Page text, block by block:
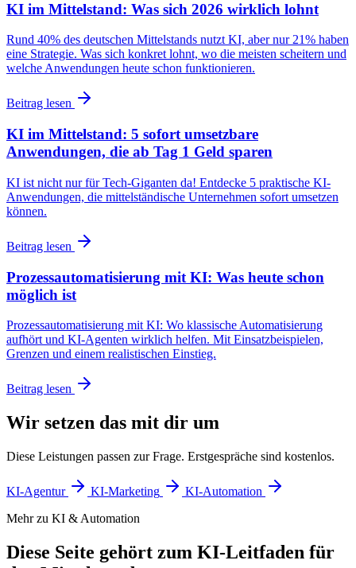
KI im Mittelstand: Was sich 2026 wirklich lohnt
Rund 40% des deutschen Mittelstands nutzt KI, aber nur 21% haben
eine Strategie. Was sich konkret lohnt, wo die meisten scheitern und
welche Anwendungen heute schon funktionieren.
Beitrag lesen
KI im Mittelstand: 5 sofort umsetzbare
Anwendungen, die ab Tag 1 Geld sparen
KI ist nicht nur für Tech-Giganten da! Entdecke 5 praktische KI-
Anwendungen, die mittelständische Unternehmen sofort umsetzen
können.
Beitrag lesen
Prozessautomatisierung mit KI: Was heute schon
möglich ist
Prozessautomatisierung mit KI: Wo klassische Automatisierung
aufhört und KI-Agenten wirklich helfen. Mit Einsatzbeispielen,
Grenzen und einem realistischen Einstieg.
Beitrag lesen
Wir setzen das mit dir um
Diese Leistungen passen zur Frage. Erstgespräche sind kostenlos.
KI-Agentur KI-Marketing
KI-Automation
Mehr zu KI & Automation
Diese Seite gehört zum KI-Leitfaden für